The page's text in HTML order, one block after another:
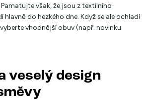
však, že jsou z textilního
hlavně do hezkého dne. Když se ale ochladí
vhodnější obuv (např. novinku
veselý design